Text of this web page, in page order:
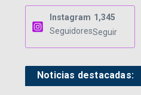
Instagram 1,345
SeguidoresSeguir
Noticias destacadas: